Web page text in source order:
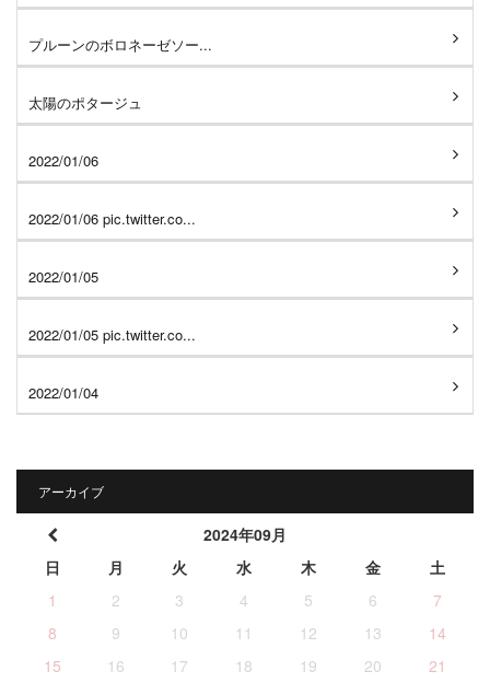
プルーンのボロネーゼソー...
太陽のポタージュ
2022/01/06
2022/01/06 pic.twitter.co...
2022/01/05
2022/01/05 pic.twitter.co...
2022/01/04
アーカイブ
2024年09月
日
月 火 水 木 金
土
1
2 3 4 5 6
7
8
9 10 11 12 13
14
15
16 17 18 19 20
21